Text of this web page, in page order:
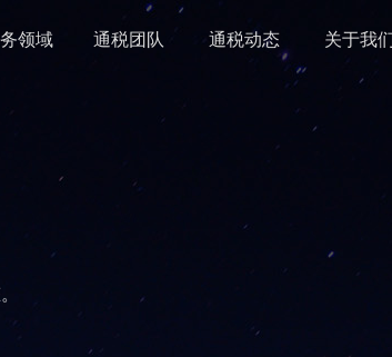
领域 通税团队 通税动态 关于我